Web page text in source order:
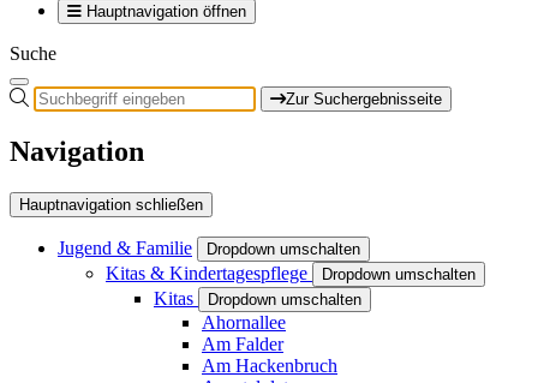
Hauptnavigation öffnen
Suche
Zur Suchergebnisseite
Navigation
Hauptnavigation schließen
Jugend & Familie Dropdown umschalten
Kitas & Kindertagespflege Dropdown umschalten
Kitas Dropdown umschalten
Ahornallee
Am Falder
Am Hackenbruch